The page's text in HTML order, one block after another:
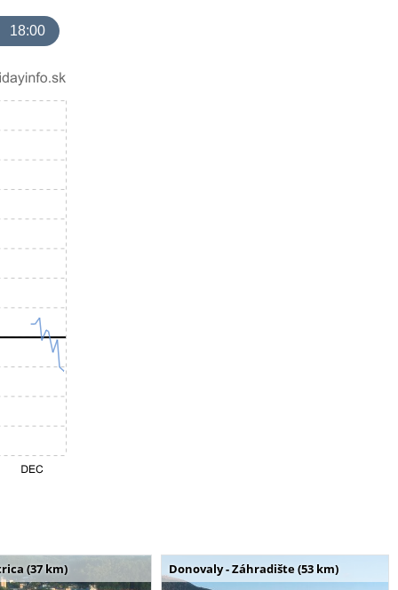
18:00
(37 km) Donovaly - Záhradište (53 km)